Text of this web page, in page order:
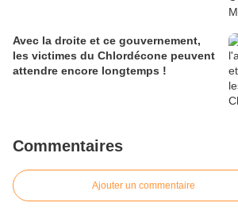
Avec la droite et ce gouvernement,
les victimes du Chlordécone peuvent
attendre encore longtemps !
Commentaires
Ajouter un commentaire